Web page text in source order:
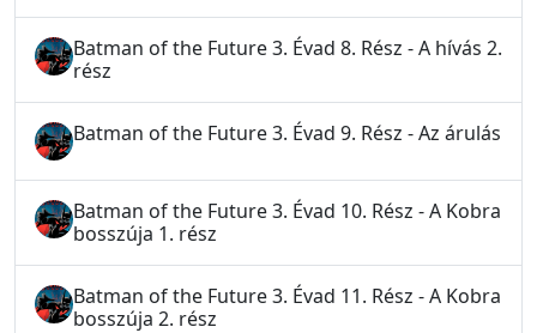
Batman of the Future 3. Évad 8. Rész - A hívás 2.
rész
Batman of the Future 3. Évad 9. Rész - Az árulás
Batman of the Future 3. Évad 10. Rész - A Kobra
bosszúja 1. rész
Batman of the Future 3. Évad 11. Rész - A Kobra
bosszúja 2. rész